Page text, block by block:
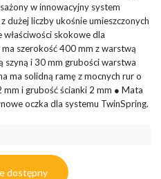
w innowacyjny system
dużej liczby ukośnie umieszczonych
skokowe dla
szerokość 400 mm z warstwą
szyną i 30 mm grubości warstwa
ma solidną ramę z mocnych rur o
i grubość ścianki 2 mm ● Mata
oczka dla systemu TwinSpring.
dostępny